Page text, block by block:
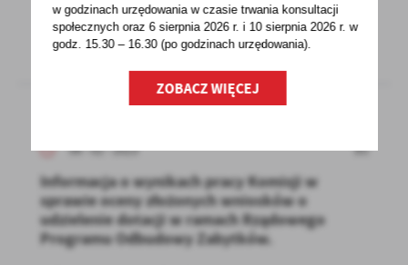
06 - 02 - 2023
Informacja o wynikach pracy Komisji w
sprawie oceny złożonych wniosków o
udzielenie dotacji w ramach Rządowego
Programu Odbudowy Zabytków.
w godzinachurzędowania w czasie trwania konsultacji
społecznych oraz 6 sierpnia 2026 r. i 10 sierpnia 2026 r. w
godz. 15.30 – 16.30 (po godzinachurzędowania).
ZOBACZ WIĘCEJ